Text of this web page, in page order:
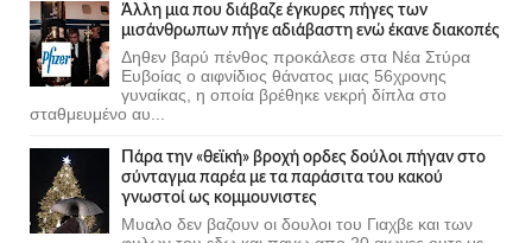
Άλλη μια που διάβαζε έγκυρες πήγες των
μισάνθρωπων πήγε αδιάβαστη ενώ έκανε διακοπές
Δηθεν βαρύ πένθος προκάλεσε στα Νέα Στύρα
Ευβοίας ο αιφνίδιος θάνατος μιας 56χρονης
γυναίκας, η οποία βρέθηκε νεκρή δίπλα στο
σταθμευμένο αυ...
Πάρα την «θεϊκή» βροχή ορδες δούλοι πήγαν στο
σύνταγμα παρέα με τα παράσιτα του κακού
γνωστοί ως κομμουνιστες
Μυαλο δεν βαζουν οι δουλοι του Γιαχβε και των